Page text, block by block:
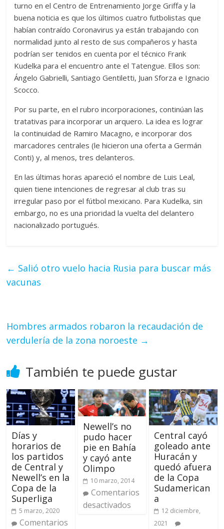
turno en el Centro de Entrenamiento Jorge Griffa y la
buena noticia es que los últimos cuatro futbolistas que
habían contraído Coronavirus ya están trabajando con
normalidad junto al resto de sus compañeros y hasta
podrían ser tenidos en cuenta por el técnico Frank
Kudelka para el encuentro ante el Tatengue. Ellos son:
Ángelo Gabrielli, Santiago Gentiletti, Juan Sforza e Ignacio
Scocco.
Por su parte, en el rubro incorporaciones, continúan las
tratativas para incorporar un arquero. La idea es lograr
la continuidad de Ramiro Macagno, e incorporar dos
marcadores centrales (le hicieron una oferta a Germán
Conti) y, al menos, tres delanteros.
En las últimas horas apareció el nombre de Luis Leal,
quien tiene intenciones de regresar al club tras su
irregular paso por el fútbol mexicano. Para Kudelka, sin
embargo, no es una prioridad la vuelta del delantero
nacionalizado portugués.
← Salió otro vuelo hacia Rusia para buscar más
vacunas
Hombres armados robaron la recaudación de
verdulería de la zona noroeste →
También te puede gustar
Días y
horarios de
los partidos
de Central y
Newell’s en la
Copa de la
Superliga
5 marzo, 2020
Comentarios
Newell’s no
pudo hacer
pie en Bahía
y cayó ante
Olimpo
10 marzo, 2014
Comentarios
desactivados
Central cayó
goleado ante
Huracán y
quedó afuera
de la Copa
Sudamerican
a
12 diciembre,
2021